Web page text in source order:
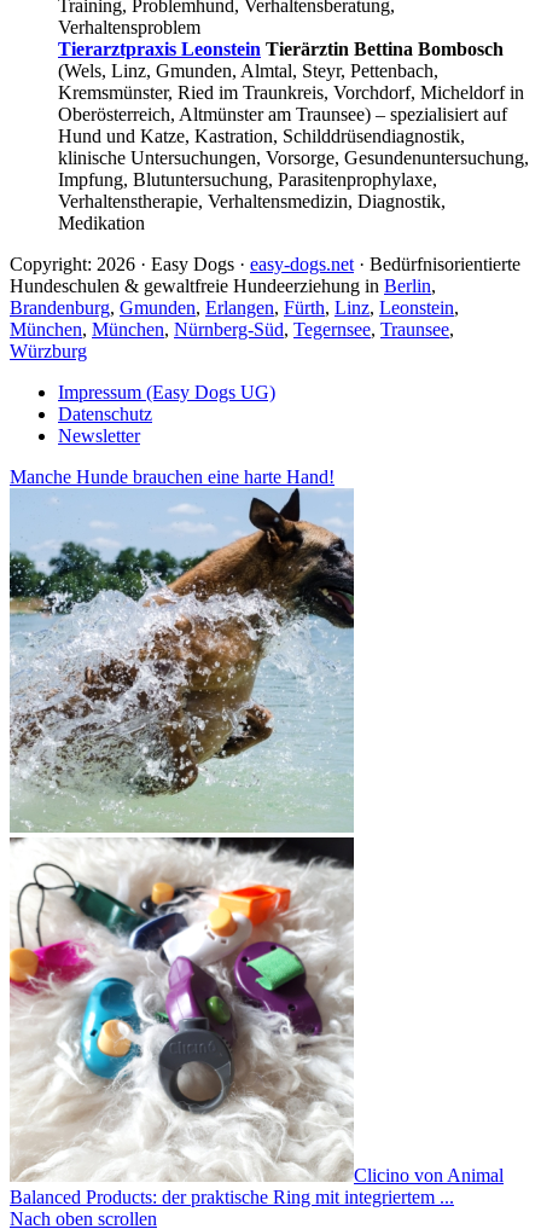
Training, Problemhund, Verhaltensberatung,
Verhaltensproblem
Tierarztpraxis Leonstein Tierärztin Bettina Bombosch
(Wels, Linz, Gmunden, Almtal, Steyr, Pettenbach,
Kremsmünster, Ried im Traunkreis, Vorchdorf, Micheldorf in
Oberösterreich, Altmünster am Traunsee) – spezialisiert auf
Hund und Katze, Kastration, Schilddrüsendiagnostik,
klinische Untersuchungen, Vorsorge, Gesundenuntersuchung,
Impfung, Blutuntersuchung, Parasitenprophylaxe,
Verhaltenstherapie, Verhaltensmedizin, Diagnostik,
Medikation
Copyright: 2026 · Easy Dogs · easy-dogs.net · Bedürfnisorientierte
Hundeschulen & gewaltfreie Hundeerziehung in Berlin,
Brandenburg, Gmunden, Erlangen, Fürth, Linz, Leonstein,
München, München, Nürnberg-Süd, Tegernsee, Traunsee,
Würzburg
Impressum (Easy Dogs UG)
Datenschutz
Newsletter
Manche Hunde brauchen eine harte Hand!
Clicino von Animal
Balanced Products: der praktische Ring mit integriertem ...
Nach oben scrollen